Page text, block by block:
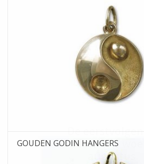
GOUDEN GODIN HANGERS
verzenddatum is
augustus